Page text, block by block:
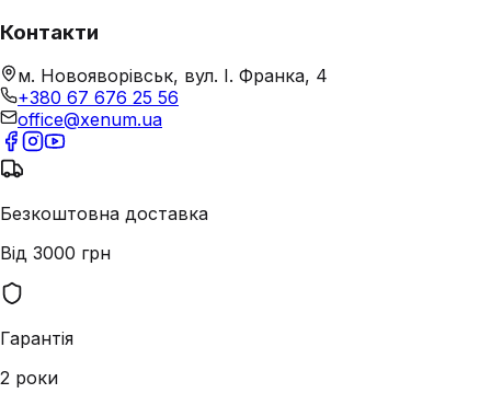
Контакти
м. Новояворівськ, вул. І. Франка, 4
+380 67 676 25 56
office@xenum.ua
Безкоштовна доставка
Від 3000 грн
Гарантія
2 роки